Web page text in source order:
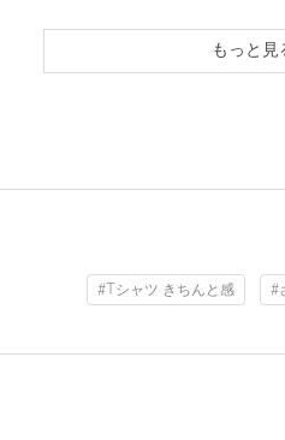
もっと見
#Tシャツ きちんと感 #